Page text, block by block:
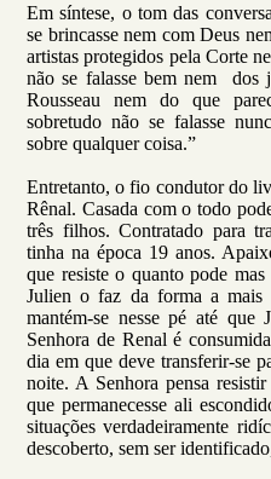
Em síntese, o tom das
se brincasse nem com Deus
artistas protegidos pela Corte
não se falasse bem nem dos
Rousseau nem do que
sobretudo não se falasse
sobre qualquer coisa.”
Entretanto, o fio condutor do
Rênal. Casada com o todo
três filhos. Contratado para
tinha na época 19 anos.
que resiste o quanto pode
Julien o faz da forma a mais
mantém-se nesse pé até
Senhora de Renal é
dia em que deve transferir-se
noite. A Senhora pensa
que permanecesse ali
situações verdadeiramente
descoberto, sem ser